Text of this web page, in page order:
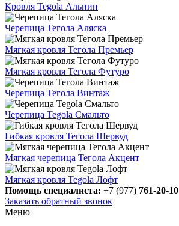
Кровля Tegola Альпин
Черепица Тегола Аляска
Мягкая кровля Тегола Премьер
Мягкая кровля Тегола Футуро
Черепица Тегола Винтаж
Черепица Tegola Смальто
Гибкая кровля Тегола Шервуд
Мягкая черепица Тегола Акцент
Мягкая кровля Tegola Лофт
Помощь специалиста: +7 (977) 761-20-10
Заказать обратный звонок
Меню